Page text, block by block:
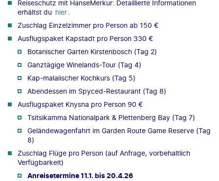
Reiseschutz mit HanseMerkur: Detaillierte Informationen
erhältst du hier
Zuschlag Einzelzimmer pro Person ab 150 €
Ausflugspaket Kapstadt pro Person 330 €
Botanischer Garten Kirstenbosch (Tag 2)
Ganztägige Winelands-Tour (Tag 4)
Kap-malaiischer Kochkurs (Tag 5)
Abendessen im Spyced-Restaurant (Tag 8)
Ausflugspaket Knysna pro Person 90 €
Tsitsikamma Nationalpark & Plettenberg Bay (Tag 7)
Geländewagenfahrt im Garden Route Game Reserve (Tag
8)
Zuschlag Flüge pro Person (auf Anfrage, vorbehaltlich
Verfügbarkeit)
Anreisetermine 11.1. bis 20.4.26